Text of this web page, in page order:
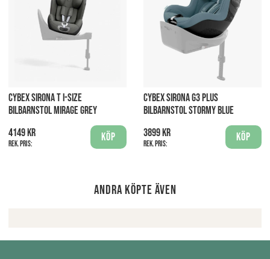
CYBEX SIRONA T I-SIZE
BILBARNSTOL MIRAGE GREY
4149 kr
Rek. pris:
Köp
CYBEX SIRONA G3 PLUS
BILBARNSTOL STORMY BLUE
3899 kr
Rek. pris:
Köp
Andra köpte även